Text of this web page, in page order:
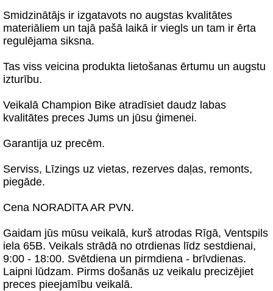
Smidzinātājs ir izgatavots no augstas kvalitātes
materiāliem un tajā pašā laikā ir viegls un tam ir ērta
regulējama siksna.
Tas viss veicina produkta lietošanas ērtumu un augstu
izturību.
Veikalā Champion Bike atradīsiet daudz labas
kvalitātes preces Jums un jūsu ģimenei.
Garantija uz precēm.
Serviss, Līzings uz vietas, rezerves daļas, remonts,
piegāde.
Cena NORADīTA AR PVN.
Gaidam jūs mūsu veikalā, kurš atrodas Rīgā, Ventspils
iela 65B. Veikals strādā no otrdienas līdz sestdienai,
9:00 - 18:00. Svētdiena un pirmdiena - brīvdienas.
Laipni lūdzam. Pirms došanās uz veikalu precizējiet
preces pieejamību veikalā.